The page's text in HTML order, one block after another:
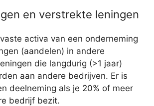
en verstrekte leningen
activa van een onderneming
(aandelen) in andere
die langdurig (>1 jaar)
aan andere bedrijven. Er is
deelneming als je 20% of meer
bedrijf bezit.